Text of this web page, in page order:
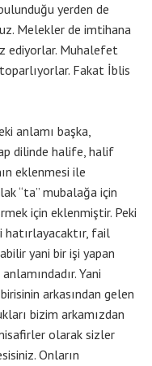
anlamı başka,
dilinde halife, halif
eklenmesi ile
“ta” mubalağa için
için eklenmiştir. Peki
hatırlayacaktır, fail
yani bir işi yapan
Yani
arkasından gelen
bizim arkamızdan
olarak sizler
Onların